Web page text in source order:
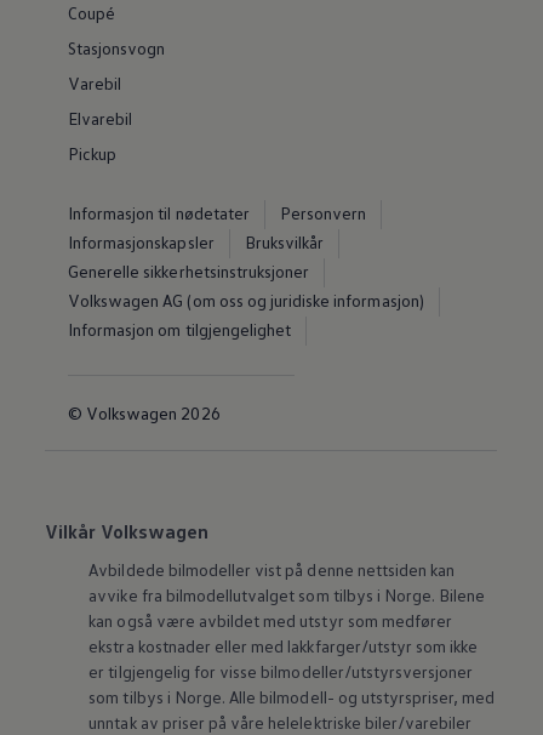
Coupé
Stasjonsvogn
Varebil
Elvarebil
Pickup
Informasjon til nødetater
Personvern
Informasjonskapsler
Bruksvilkår
Generelle sikkerhetsinstruksjoner
Volkswagen AG (om oss og juridiske informasjon)
Informasjon om tilgjengelighet
© Volkswagen 2026
Vilkår Volkswagen
Avbildede bilmodeller vist på denne nettsiden kan
avvike fra bilmodellutvalget som tilbys i Norge. Bilene
kan også være avbildet med utstyr som medfører
ekstra kostnader eller med lakkfarger/utstyr som ikke
er tilgjengelig for visse bilmodeller/utstyrsversjoner
som tilbys i Norge. Alle bilmodell- og utstyrspriser, med
unntak av priser på våre helelektriske biler/varebiler